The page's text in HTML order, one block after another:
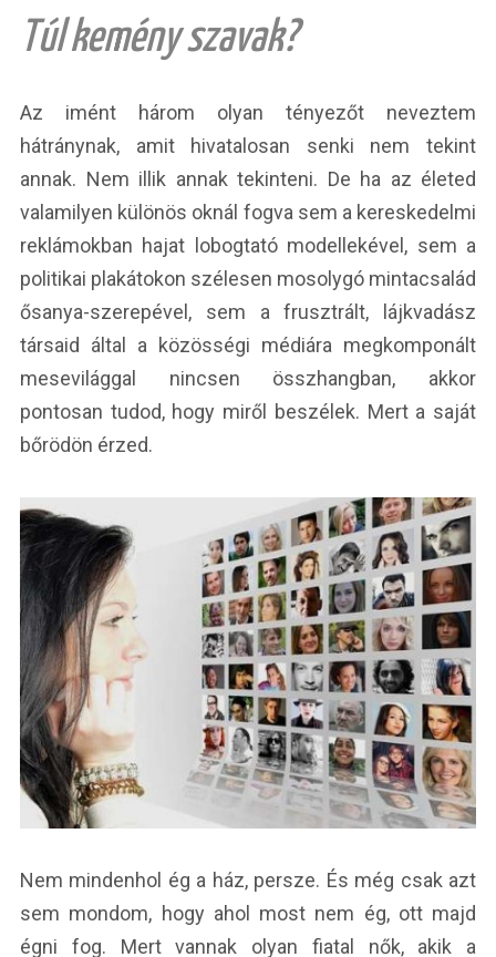
Túl kemény szavak?
Az imént három olyan tényezőt neveztem
hátránynak, amit hivatalosan senki nem tekint
annak. Nem illik annak tekinteni. De ha az életed
valamilyen különös oknál fogva sem a kereskedelmi
reklámokban hajat lobogtató modellekével, sem a
politikai plakátokon szélesen mosolygó mintacsalád
ősanya-szerepével, sem a frusztrált, lájkvadász
társaid által a közösségi médiára megkomponált
mesevilággal nincsen összhangban, akkor
pontosan tudod, hogy miről beszélek. Mert a saját
bőrödön érzed.
Nem mindenhol ég a ház, persze. És még csak azt
sem mondom, hogy ahol most nem ég, ott majd
égni fog. Mert vannak olyan fiatal nők, akik a